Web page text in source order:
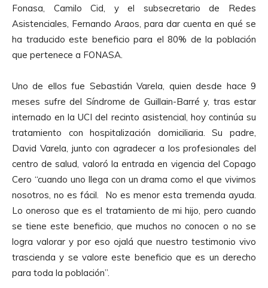
Fonasa, Camilo Cid, y el subsecretario de Redes
Asistenciales, Fernando Araos, para dar cuenta en qué se
ha traducido este beneficio para el 80% de la población
que pertenece a FONASA.
Uno de ellos fue Sebastián Varela, quien desde hace 9
meses sufre del Síndrome de Guillain-Barré y, tras estar
internado en la UCI del recinto asistencial, hoy continúa su
tratamiento con hospitalización domiciliaria. Su padre,
David Varela, junto con agradecer a los profesionales del
centro de salud, valoró la entrada en vigencia del Copago
Cero “cuando uno llega con un drama como el que vivimos
nosotros, no es fácil. No es menor esta tremenda ayuda.
Lo oneroso que es el tratamiento de mi hijo, pero cuando
se tiene este beneficio, que muchos no conocen o no se
logra valorar y por eso ojalá que nuestro testimonio vivo
trascienda y se valore este beneficio que es un derecho
para toda la población”.